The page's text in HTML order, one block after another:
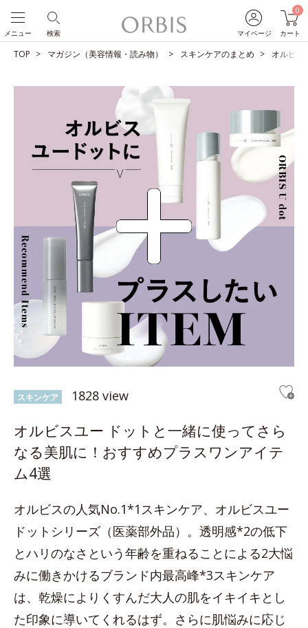
マイページ
0
カート
検索
メニュー
TOP マガジン（美容情報・読み物） スキンケアのまとめ オルビス
スキンケア 1828 view
オルビスユー ドットと一緒に使ってさら
なる美肌に！おすすめプラスワンアイテ
ム4選
オルビスの人気No.1*1スキンケア、オルビスユー
ドットシリーズ（医薬部外品）。透明感*2の低下
とハリのなさという年齢を重ねることによる2大悩
みに働きかけるブランド内最高峰*3スキンケア
は、乾燥によりくすんだ大人の肌をイキイキとし
た印象に導いてくれるはず。さらに肌悩みに応じ